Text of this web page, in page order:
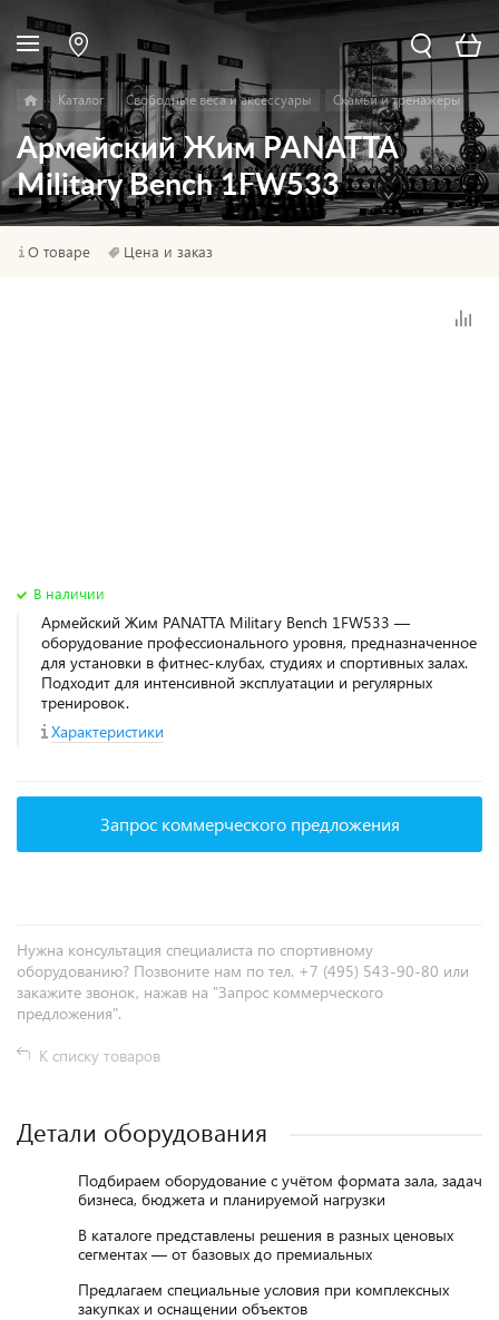
Каталог Свободные веса и аксессуары Скамьи и тренажеры
Армейский Жим PANATTA
Military Bench 1FW533
О товаре Цена и заказ
В наличии
Армейский Жим PANATTA Military Bench 1FW533 —
оборудование профессионального уровня, предназначенное
для установки в фитнес‑клубах, студиях и спортивных залах.
Подходит для интенсивной эксплуатации и регулярных
тренировок.
Характеристики
Запрос коммерческого предложения
Нужна консультация специалиста по спортивному
оборудованию? Позвоните нам по тел. +7 (495) 543-90-80 или
закажите звонок, нажав на "Запрос коммерческого
предложения".
К списку товаров
Детали оборудования
Подбираем оборудование с учётом формата зала, задач
бизнеса, бюджета и планируемой нагрузки
В каталоге представлены решения в разных ценовых
сегментах — от базовых до премиальных
Предлагаем специальные условия при комплексных
закупках и оснащении объектов